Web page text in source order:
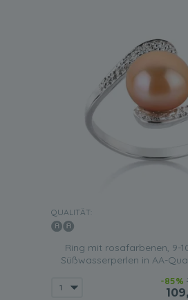
QUALITÄT:
Ring mit rosafarbenen, 9-
Süßwasserperlen in AA-
-85%